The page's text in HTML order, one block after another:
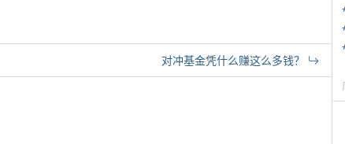
对冲基金凭什么赚这么多钱？